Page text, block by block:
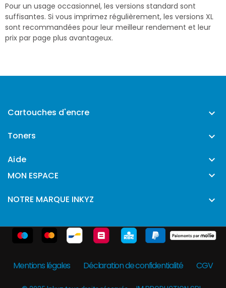
Pour un usage occasionnel, les versions standard sont
suffisantes. Si vous imprimez régulièrement, les versions XL
sont recommandées pour leur meilleur rendement et leur
prix par page plus avantageux.
Cartouches d'encre 
Toners 
Aide 
MON ESPACE 
NOTRE MARQUE INKYZ 
Mentions légales Déclaration de confidentialité CGV